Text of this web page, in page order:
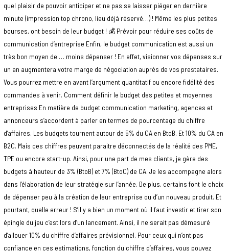
quel plaisir de pouvoir anticiper et ne pas se laisser piéger en dernière
minute (impression top chrono, lieu déjà réservé…) ! Même les plus petites
bourses, ont besoin de leur budget ! 💰 Prévoir pour réduire ses coûts de
communication d’entreprise Enfin, le budget communication est aussi un
très bon moyen de … moins dépenser ! En effet, visionner vos dépenses sur
un an augmentera votre marge de négociation auprès de vos prestataires.
Vous pourrez mettre en avant l’argument quantitatif ou encore fidélité des
commandes à venir. Comment définir le budget des petites et moyennes
entreprises En matière de budget communication marketing, agences et
annonceurs s’accordent à parler en termes de pourcentage du chiffre
d’affaires. Les budgets tournent autour de 5% du CA en BtoB. Et 10% du CA en
B2C. Mais ces chiffres peuvent paraitre déconnectés de la réalité des PME,
TPE ou encore start-up. Ainsi, pour une part de mes clients, je gère des
budgets à hauteur de 3% (BtoB) et 7% (BtoC) de CA. Je les accompagne alors
dans l’élaboration de leur stratégie sur l’année. De plus, certains font le choix
de dépenser peu à la création de leur entreprise ou d’un nouveau produit. Et
pourtant, quelle erreur ! S’il y a bien un moment où il faut investir et tirer son
épingle du jeu c’est lors d’un lancement. Ainsi, il ne serait pas démesuré
d’allouer 10% du chiffre d’affaires prévisionnel. Pour ceux qui n’ont pas
confiance en ces estimations, fonction du chiffre d’affaires, vous pouvez